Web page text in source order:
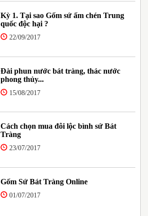
Kỳ 1. Tại sao Gốm sứ ấm chén Trung
quốc độc hại ?
22/09/2017
Đài phun nước bát tràng, thác nước
phong thủy...
15/08/2017
Cách chọn mua đôi lộc bình sứ Bát
Tràng
23/07/2017
Gốm Sứ Bát Tràng Online
01/07/2017